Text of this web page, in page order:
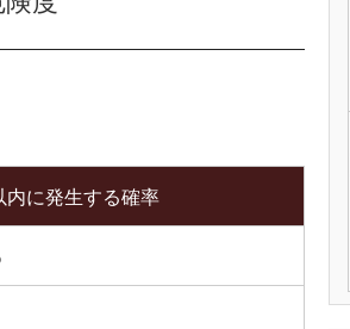
内に発生する確率